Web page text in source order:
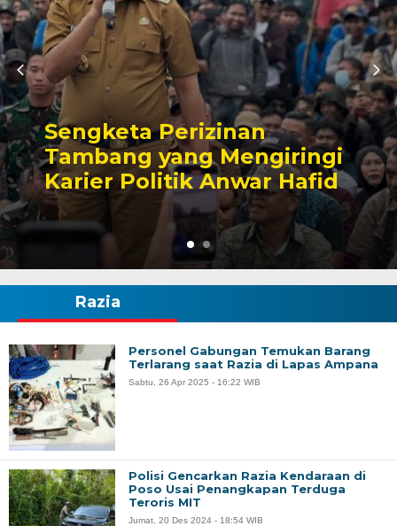
Sengketa Perizinan
Tambang yang Mengiringi
Karier Politik Anwar Hafid
Razia
Personel Gabungan Temukan Barang
Terlarang saat Razia di Lapas Ampana
Sabtu, 26 Apr 2025 - 16:22 WIB
Polisi Gencarkan Razia Kendaraan di
Poso Usai Penangkapan Terduga
Teroris MIT
Jumat, 20 Des 2024 - 18:54 WIB